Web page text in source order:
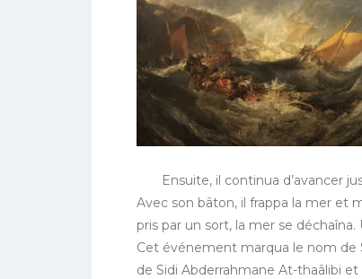
Ensuite, il continua d’avancer
Avec son bâton, il frappa la mer et
pris par un sort, la mer se
Cet événement marqua le nom de
de Sidi Abderrahmane At-thaâlibi